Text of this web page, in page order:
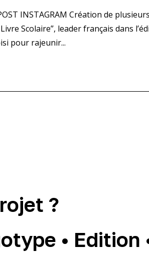
INSTAGRAM Création de
Scolaire”, leader français dans
pour rajeunir...
?
•